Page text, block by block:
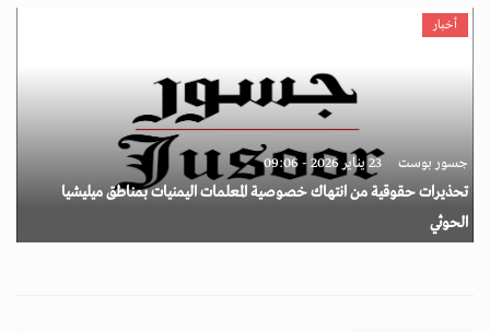
أخبار
جسور بوست 23 يناير 2026 - 09:06
تحذيرات حقوقية من انتهاك خصوصية المعلمات اليمنيات بمناطق ميليشيا
الحوثي